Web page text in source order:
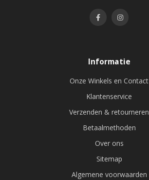
Informatie
Onze Winkels en Contact
Klantenservice
Verzenden & retourneren
Betaalmethoden
Over ons
Sitemap
Algemene voorwaarden